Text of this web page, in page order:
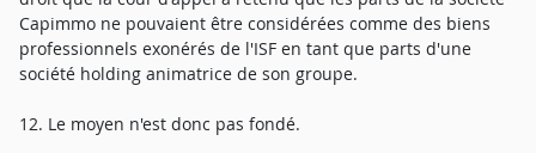
Capimmo ne pouvaient être considérées comme des biens
professionnels exonérés de l'ISF en tant que parts d'une
société holding animatrice de son groupe.
12. Le moyen n'est donc pas fondé.